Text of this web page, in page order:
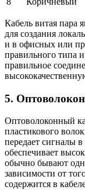
Кабель витая пара
для создания
и в офисных или
правильного типа
правильное
5.
Оптоволоконный
пластикового
передает сигналы
обеспечивает
обычно бывают
зависимости от
содержится в